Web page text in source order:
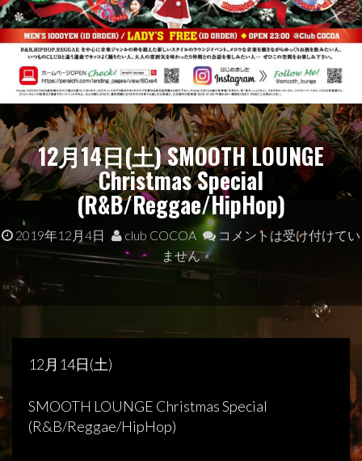
12月14日(土) SMOOTH LOUNGE
Christmas Special
(R&B/Reggae/HipHop)
2019年12月4日 club COCOA
コメントは受け付けてい
ません
12月14日(土)
SMOOTH LOUNGE Christmas Special
(R&B/Reggae/HipHop)